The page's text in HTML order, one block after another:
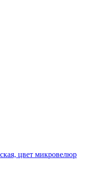
цвет микровелюр